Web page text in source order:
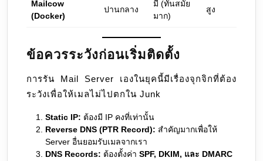
Mailcow
(Docker)
ปานกลาง
มี (ทันสมัย
มาก)
สูง
ข้อควรระวังก่อนเริ่มติดตั้ง
การรัน Mail Server เองในยุคนี้มีเรื่องจุกจิกที่ต้อง
ระวังเพื่อให้เมลไม่ไปตกใน Junk
Static IP: ต้องมี IP คงที่เท่านั้น
Reverse DNS (PTR Record): สำคัญมากเพื่อให้
Server อื่นยอมรับเมลจากเรา
DNS Records: ต้องตั้งค่า SPF, DKIM, และ DMARC